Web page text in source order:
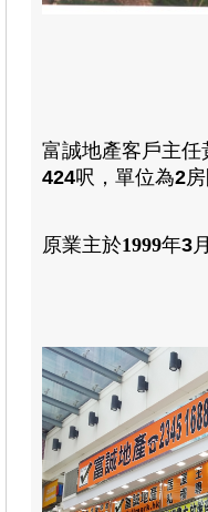
富誠地產客戶主任
424呎 ， 單位為2房
原業主於1999年3月